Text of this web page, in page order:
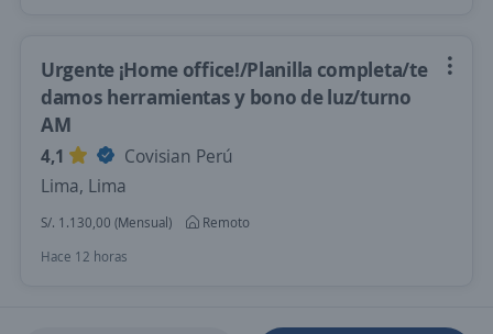
Urgente ¡Home office!/Planilla completa/te
damos herramientas y bono de luz/turno
AM
4,1
Covisian Perú
Lima, Lima
S/. 1.130,00 (Mensual)
Remoto
Hace 12 horas